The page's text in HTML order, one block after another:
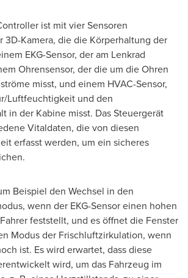
ist mit vier Sensoren
3D-Kamera, die die Körperhaltung der
EKG-Sensor, der am Lenkrad
Ohrensensor, der die um die Ohren
misst, und einem HVAC-Sensor,
Luftfeuchtigkeit und den
in der Kabine misst. Das Steuergerät
Vitaldaten, die von diesen
erfasst werden, um ein sicheres
Beispiel den Wechsel in den
wenn der EKG-Sensor einen hohen
feststellt, und es öffnet die Fenster
Modus der Frischluftzirkulation, wenn
ist. Es wird erwartet, dass diese
wird, um das Fahrzeug im